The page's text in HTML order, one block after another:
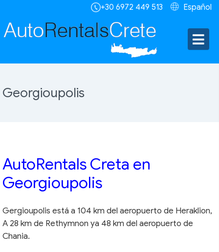
Español
+30 6972 449 513
Georgioupolis
AutoRentals Creta en
Georgioupolis
Gergioupolis está a 104 km del aeropuerto de Heraklion,
A 28 km de Rethymnon ya 48 km del aeropuerto de
Chania.